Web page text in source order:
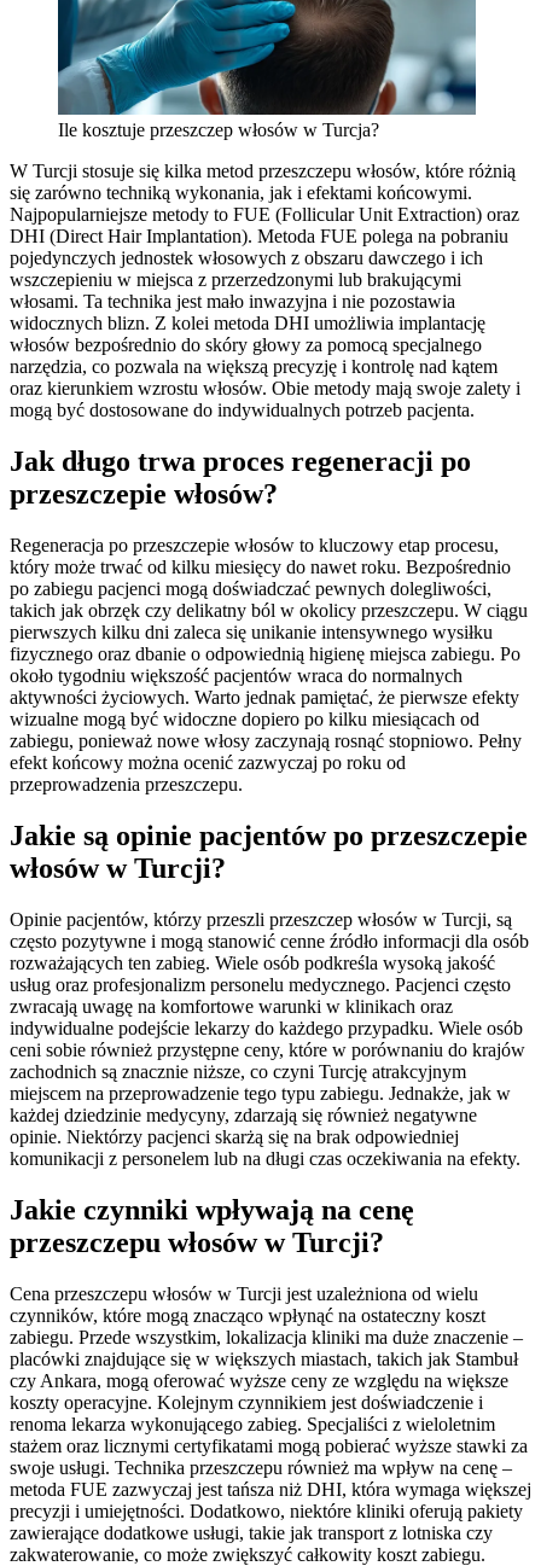
Ile kosztuje przeszczep włosów w Turcja?
W Turcji stosuje się kilka metod przeszczepu włosów, które różnią
się zarówno techniką wykonania, jak i efektami końcowymi.
Najpopularniejsze metody to FUE (Follicular Unit Extraction) oraz
DHI (Direct Hair Implantation). Metoda FUE polega na pobraniu
pojedynczych jednostek włosowych z obszaru dawczego i ich
wszczepieniu w miejsca z przerzedzonymi lub brakującymi
włosami. Ta technika jest mało inwazyjna i nie pozostawia
widocznych blizn. Z kolei metoda DHI umożliwia implantację
włosów bezpośrednio do skóry głowy za pomocą specjalnego
narzędzia, co pozwala na większą precyzję i kontrolę nad kątem
oraz kierunkiem wzrostu włosów. Obie metody mają swoje zalety i
mogą być dostosowane do indywidualnych potrzeb pacjenta.
Jak długo trwa proces regeneracji po
przeszczepie włosów?
Regeneracja po przeszczepie włosów to kluczowy etap procesu,
który może trwać od kilku miesięcy do nawet roku. Bezpośrednio
po zabiegu pacjenci mogą doświadczać pewnych dolegliwości,
takich jak obrzęk czy delikatny ból w okolicy przeszczepu. W ciągu
pierwszych kilku dni zaleca się unikanie intensywnego wysiłku
fizycznego oraz dbanie o odpowiednią higienę miejsca zabiegu. Po
około tygodniu większość pacjentów wraca do normalnych
aktywności życiowych. Warto jednak pamiętać, że pierwsze efekty
wizualne mogą być widoczne dopiero po kilku miesiącach od
zabiegu, ponieważ nowe włosy zaczynają rosnąć stopniowo. Pełny
efekt końcowy można ocenić zazwyczaj po roku od
przeprowadzenia przeszczepu.
Jakie są opinie pacjentów po przeszczepie
włosów w Turcji?
Opinie pacjentów, którzy przeszli przeszczep włosów w Turcji, są
często pozytywne i mogą stanowić cenne źródło informacji dla osób
rozważających ten zabieg. Wiele osób podkreśla wysoką jakość
usług oraz profesjonalizm personelu medycznego. Pacjenci często
zwracają uwagę na komfortowe warunki w klinikach oraz
indywidualne podejście lekarzy do każdego przypadku. Wiele osób
ceni sobie również przystępne ceny, które w porównaniu do krajów
zachodnich są znacznie niższe, co czyni Turcję atrakcyjnym
miejscem na przeprowadzenie tego typu zabiegu. Jednakże, jak w
każdej dziedzinie medycyny, zdarzają się również negatywne
opinie. Niektórzy pacjenci skarżą się na brak odpowiedniej
komunikacji z personelem lub na długi czas oczekiwania na efekty.
Jakie czynniki wpływają na cenę
przeszczepu włosów w Turcji?
Cena przeszczepu włosów w Turcji jest uzależniona od wielu
czynników, które mogą znacząco wpłynąć na ostateczny koszt
zabiegu. Przede wszystkim, lokalizacja kliniki ma duże znaczenie –
placówki znajdujące się w większych miastach, takich jak Stambuł
czy Ankara, mogą oferować wyższe ceny ze względu na większe
koszty operacyjne. Kolejnym czynnikiem jest doświadczenie i
renoma lekarza wykonującego zabieg. Specjaliści z wieloletnim
stażem oraz licznymi certyfikatami mogą pobierać wyższe stawki za
swoje usługi. Technika przeszczepu również ma wpływ na cenę –
metoda FUE zazwyczaj jest tańsza niż DHI, która wymaga większej
precyzji i umiejętności. Dodatkowo, niektóre kliniki oferują pakiety
zawierające dodatkowe usługi, takie jak transport z lotniska czy
zakwaterowanie, co może zwiększyć całkowity koszt zabiegu.